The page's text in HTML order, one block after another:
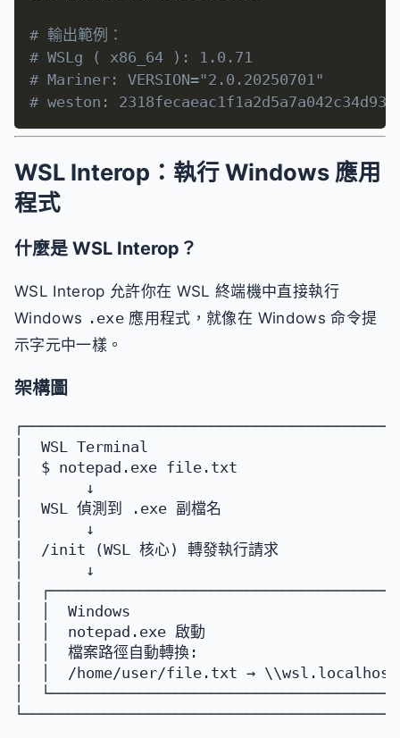
# 輸出範例：
# WSLg ( x86_64 ): 1.0.71
# Mariner: VERSION="2.0.20250701"
# weston:
WSL Interop：執行 Windows 應用
程式
什麼是 WSL Interop？
WSL Interop 允許你在 WSL 終端機中直接執行
Windows .exe 應用程式，就像在 Windows 命令提
示字元中一樣。
架構圖
│  WSL Terminal
│  $ notepad.exe file.txt
│       ↓
│  WSL 偵測到 .exe 副檔名
│       ↓
│  /init (WSL 核心) 轉發執行請求
│       ↓
│
│  │  Windows
│  │  notepad.exe 啟動
│  │  檔案路徑自動轉換:
│  │  /home/user/file.txt →
│